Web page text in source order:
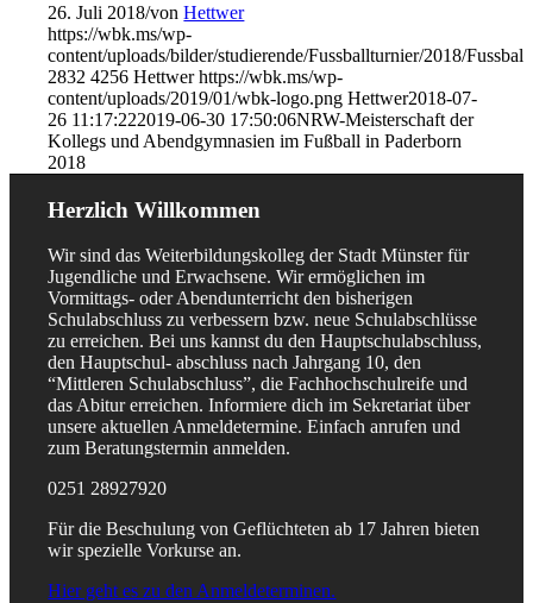
26. Juli 2018/vonHettwer
https://wbk.ms/wp-
content/uploads/bilder/studierende/Fussballturnier/2018/
2832 4256 Hettwer https://wbk.ms/wp-
content/uploads/2019/01/wbk-logo.png Hettwer2018-07-
26 11:17:222019-06-30 17:50:06NRW-Meisterschaft der
Kollegs und Abendgymnasien im Fußball in Paderborn
2018
Herzlich Willkommen
Wir sind das Weiterbildungskolleg der Stadt Münster für
Jugendliche und Erwachsene. Wir ermöglichen im
Vormittags- oder Abendunterricht den bisherigen
Schulabschluss zu verbessern bzw. neue Schulabschlüsse
zu erreichen. Bei uns kannst du den Hauptschulabschluss,
den Hauptschul- abschluss nach Jahrgang 10, den
“Mittleren Schulabschluss”, die Fachhochschulreife und
das Abitur erreichen. Informiere dich im Sekretariat über
unsere aktuellen Anmeldetermine. Einfach anrufen und
zum Beratungstermin anmelden.
0251 28927920
Für die Beschulung von Geflüchteten ab 17 Jahren bieten
wir spezielle Vorkurse an.
Hier geht es zu den Anmeldeterminen.